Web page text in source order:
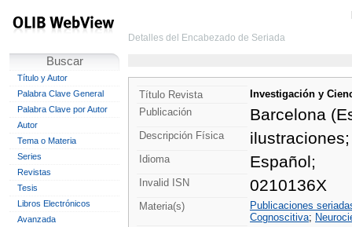
Buscar
Título y Autor
Palabra Clave General
Palabra Clave por Autor
Autor
Tema o Materia
Series
Revistas
Tesis
Libros Electrónicos
Avanzada
Detalles del Encabezado de Seriada
Título Revista
Investigación y
Publicación
Barcelona
Descripción Física
Idioma Español;
Invalid ISN 0210136X
Materia(s)
Publicaciones
Cognoscitiva;